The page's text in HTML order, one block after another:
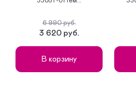
Кроссовки 32 размера
Кеды 23 размера
6 990 руб.
3 620 руб.
В корзину